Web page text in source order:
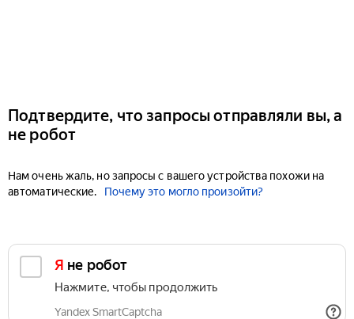
Подтвердите, что запросы отправляли вы, а
не робот
Нам очень жаль, но запросы с вашего устройства похожи на
автоматические.
Почему это могло произойти?
Я не робот
Нажмите, чтобы продолжить
Yandex SmartCaptcha